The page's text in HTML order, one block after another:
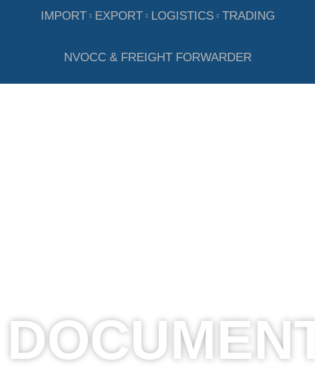
IMPORT EXPORT LOGISTICS TRADING
NVOCC & FREIGHT FORWARDER